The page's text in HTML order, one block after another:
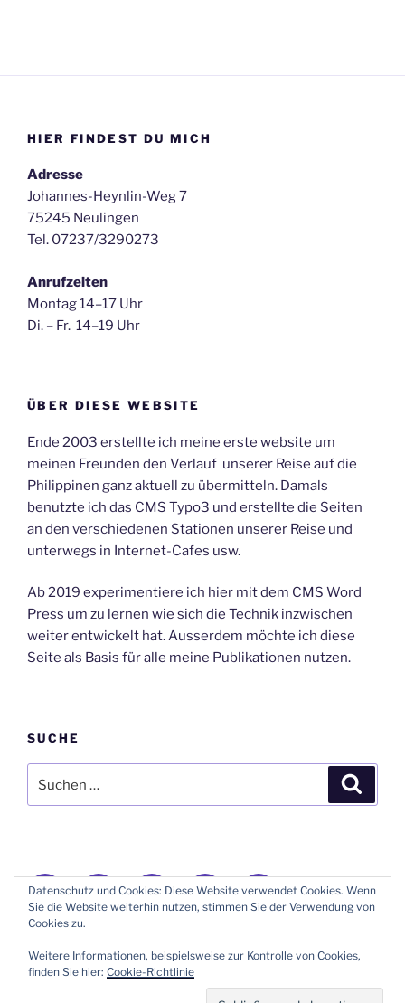
HIER FINDEST DU MICH
Adresse
Johannes-Heynlin-Weg 7
75245 Neulingen
Tel. 07237/3290273
Anrufzeiten
Montag 14–17 Uhr
Di. – Fr. 14–19 Uhr
ÜBER DIESE WEBSITE
Ende 2003 erstellte ich meine erste website um
meinen Freunden den Verlauf unserer Reise auf die
Philippinen ganz aktuell zu übermitteln. Damals
benutzte ich das CMS Typo3 und erstellte die Seiten
an den verschiedenen Stationen unserer Reise und
unterwegs in Internet-Cafes usw.
Ab 2019 experimentiere ich hier mit dem CMS Word
Press um zu lernen wie sich die Technik inzwischen
weiter entwickelt hat. Ausserdem möchte ich diese
Seite als Basis für alle meine Publikationen nutzen.
SUCHE
nach:
Donauschwaben
Forum
Geneanet
Stammbaum
GenoPro
Stammbäume
Instagram
E-
Mail
Datenschutz und Cookies: Diese Website verwendet Cookies. Wenn
Sie die Website weiterhin nutzen, stimmen Sie der Verwendung von
Cookies zu.
Weitere Informationen, beispielsweise zur Kontrolle von Cookies,
finden Sie hier: Cookie-Richtlinie